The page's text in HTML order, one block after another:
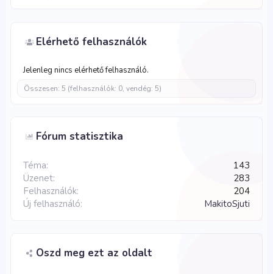
Elérhető felhasználók
Jelenleg nincs elérhető felhasználó.
Összesen: 5 (felhasználók: 0, vendég: 5)
Fórum statisztika
Téma
143
Üzenet
283
Felhasználók
204
Új felhasználó
MakitoSjuti
Oszd meg ezt az oldalt